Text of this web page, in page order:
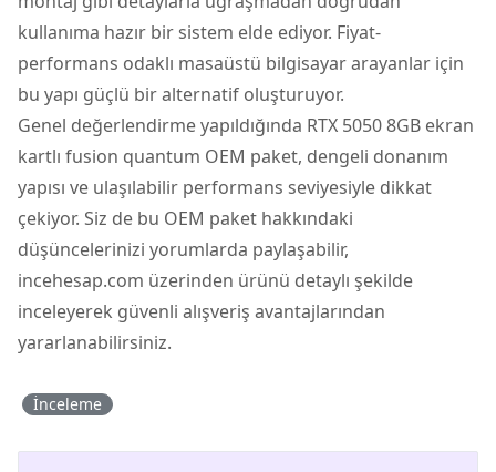
kullanıma hazır bir sistem elde ediyor. Fiyat-
performans odaklı masaüstü bilgisayar arayanlar için
bu yapı güçlü bir alternatif oluşturuyor.
Genel değerlendirme yapıldığında RTX 5050 8GB ekran
kartlı fusion quantum OEM paket, dengeli donanım
yapısı ve ulaşılabilir performans seviyesiyle dikkat
çekiyor. Siz de bu OEM paket hakkındaki
düşüncelerinizi yorumlarda paylaşabilir,
incehesap.com üzerinden ürünü detaylı şekilde
inceleyerek güvenli alışveriş avantajlarından
yararlanabilirsiniz.
İnceleme